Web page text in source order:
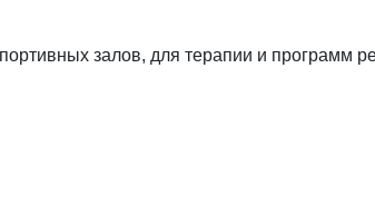
залов, для терапии и программ